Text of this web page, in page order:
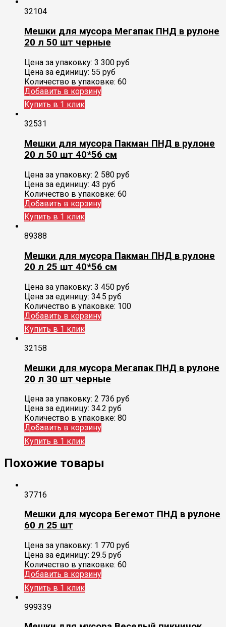
32104
Мешки для мусора Мегапак ПНД в рулоне
20 л 50 шт черные
Цена за упаковку: 3 300 руб
Цена за единицу: 55 руб
Количество в упаковке: 60
Добавить в корзину
Купить в 1 клик
32531
Мешки для мусора Пакман ПНД в рулоне
20 л 50 шт 40*56 см
Цена за упаковку: 2 580 руб
Цена за единицу: 43 руб
Количество в упаковке: 60
Добавить в корзину
Купить в 1 клик
89388
Мешки для мусора Пакман ПНД в рулоне
20 л 25 шт 40*56 см
Цена за упаковку: 3 450 руб
Цена за единицу: 34.5 руб
Количество в упаковке: 100
Добавить в корзину
Купить в 1 клик
32158
Мешки для мусора Мегапак ПНД в рулоне
20 л 30 шт черные
Цена за упаковку: 2 736 руб
Цена за единицу: 34.2 руб
Количество в упаковке: 80
Добавить в корзину
Купить в 1 клик
Похожие товары
37716
Мешки для мусора Бегемот ПНД в рулоне
60 л 25 шт
Цена за упаковку: 1 770 руб
Цена за единицу: 29.5 руб
Количество в упаковке: 60
Добавить в корзину
Купить в 1 клик
999339